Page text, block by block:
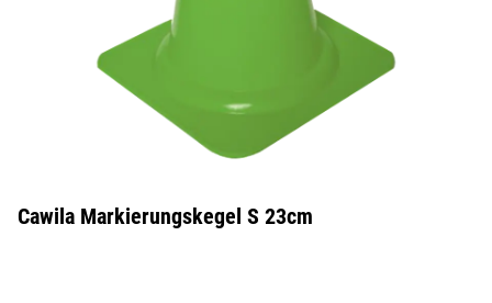
Cawila Markierungskegel S 23cm